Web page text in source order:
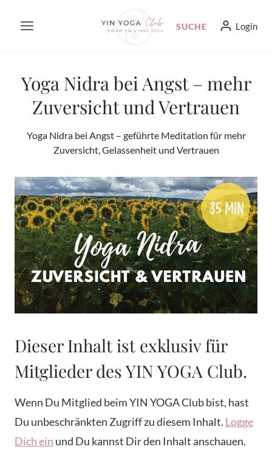
Inhalt
SUCHE Login
Yoga Nidra bei Angst – mehr
Zuversicht und Vertrauen
Yoga Nidra bei Angst – geführte Meditation für mehr
Zuversicht, Gelassenheit und Vertrauen
Dieser Inhalt ist exklusiv für
Mitglieder des YIN YOGA Club.
Wenn Du Mitglied beim YIN YOGA Club bist, hast
Du unbeschränkten Zugriff zu diesem Inhalt. Logge
Dich ein und Du kannst Dir den Inhalt anschauen.